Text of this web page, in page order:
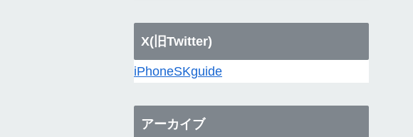
X(旧Twitter)
iPhoneSKguide
アーカイブ